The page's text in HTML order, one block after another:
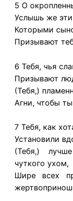
5 О
Услышь же
Которыми
Призывают
6 Тебя, чья
Призывают
(Тебя,)
Агни, чтобы
7 Тебя, как
Установили
(Тебя,)
чуткого ухом,
Шире всех